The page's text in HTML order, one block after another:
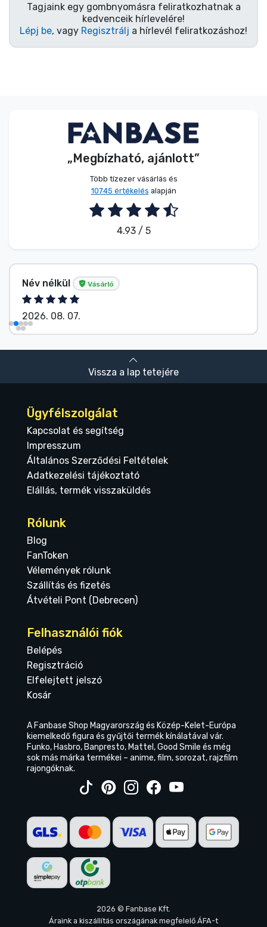
Tagjaink egy gombnyomásra feliratkozhatnak a
kedvenceik hírlevelére!
Lépj be, vagy Regisztrálj a hírlevél feliratkozáshoz!
„Megbízható, ajánlott”
Több tízezer vásárlás és
10745 értékelés alapján
4.93 / 5
Név nélkül Vásárló
2026. 08. 07.
Vissza a lap tetejére
Ügyfélszolgálat
Kapcsolat és segítség
Impresszum
Általános Szerződési Feltételek
Adatkezelési tájékoztató
Elállás, termék visszaküldés
Rólunk
Blog
FanToken
Vélemények rólunk
Szállítás és fizetés
Átvételi Pont (Debrecen)
Felhasználói fiók
Belépés
Regisztráció
Elfelejtett jelszó
Kosár
A Fanbase Shop Magyarország és Közép-Kelet-Európa
kiemelkedő figura és gyűjtői termék kínálatával vár.
Funko, Hasbro, Banpresto, Mattel, Good Smile és még
sok más márka termékei – anime, film, sorozat, rajzfilm
rajongóknak.
2026 © Fanbase Kft.
Áraink a kiszállítás országának megfelelő ÁFA-t